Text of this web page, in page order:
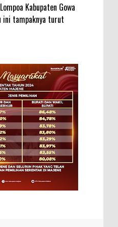
Kabupaten Gowa
ini tampaknya turut